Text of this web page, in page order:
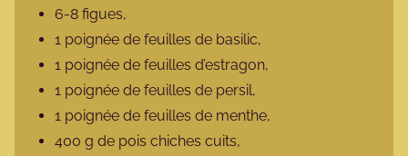
6-8 figues,
1 poignée de feuilles de basilic,
1 poignée de feuilles d’estragon,
1 poignée de feuilles de persil,
1 poignée de feuilles de menthe,
400 g de pois chiches cuits,